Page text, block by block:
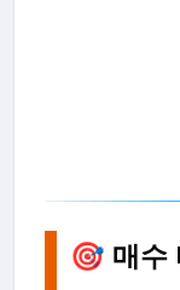
🎯 매수